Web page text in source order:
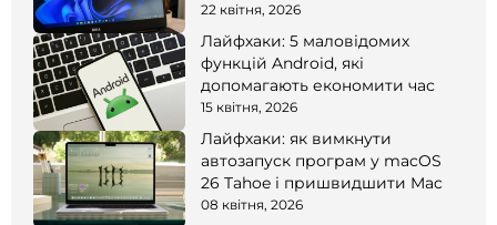
22 квітня, 2026
Лайфхаки: 5 маловідомих
функцій Android, які
допомагають економити час
15 квітня, 2026
Лайфхаки: як вимкнути
автозапуск програм у macOS
26 Tahoe і пришвидшити Mac
08 квітня, 2026